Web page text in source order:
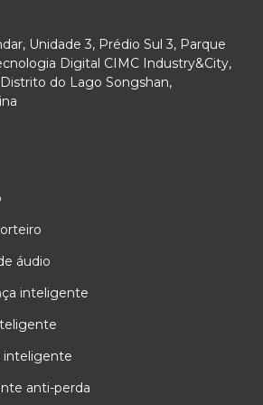
Unidade 3, Prédio Sul 3, Parque
Digital CIMC Industry&City,
Distrito do Lago Songshan,
áudio
inteligente
inteligente
anti-perda